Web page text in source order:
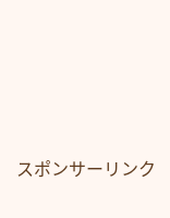
スポンサーリンク